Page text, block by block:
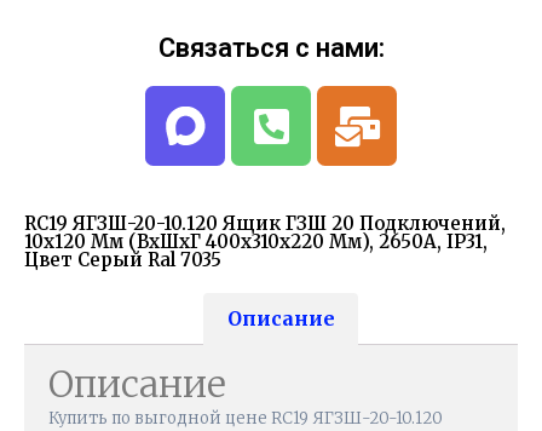
RC19 ЯГЗШ-20-10.120 Ящик ГЗШ 20 Подключений,
10х120 Мм (ВхШхГ 400х310х220 Мм), 2650А, IP31,
Цвет Серый Ral 7035
Описание
Описание
Купить по выгодной цене RC19 ЯГЗШ-20-10.120
Связаться с нами: